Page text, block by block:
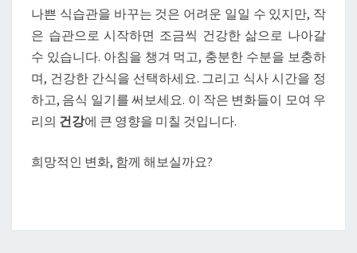
나쁜 식습관을 바꾸는 것은 어려운 일일 수 있지만, 작
은 습관으로 시작하면 조금씩 건강한 삶으로 나아갈
수 있습니다. 아침을 챙겨 먹고, 충분한 수분을 보충하
며, 건강한 간식을 선택하세요. 그리고 식사 시간을 정
하고, 음식 일기를 써보세요. 이 작은 변화들이 모여 우
리의 건강에 큰 영향을 미칠 것입니다.
희망적인 변화, 함께 해보실까요?